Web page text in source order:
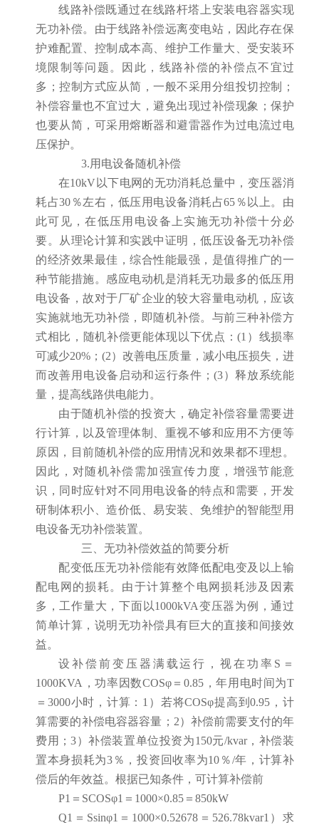
线路补偿既通过在线路杆塔上安装电容器实现
无功补偿。由于线路补偿远离变电站，因此存在保
护难配置、控制成本高、维护工作量大、受安装环
境限制等问题。因此，线路补偿的补偿点不宜过
多；控制方式应从简，一般不采用分组投切控制；
补偿容量也不宜过大，避免出现过补偿现象；保护
也要从简，可采用熔断器和避雷器作为过电流过电
压保护。
3.用电设备随机补偿
在10kV以下电网的无功消耗总量中，变压器消
耗占30％左右，低压用电设备消耗占65％以上。由
此可见，在低压用电设备上实施无功补偿十分必
要。从理论计算和实践中证明，低压设备无功补偿
的经济效果最佳，综合性能最强，是值得推广的一
种节能措施。感应电动机是消耗无功最多的低压用
电设备，故对于厂矿企业的较大容量电动机，应该
实施就地无功补偿，即随机补偿。与前三种补偿方
式相比，随机补偿更能体现以下优点：(1）线损率
可减少20%；(2）改善电压质量，减小电压损失，进
而改善用电设备启动和运行条件；(3）释放系统能
量，提高线路供电能力。
由于随机补偿的投资大，确定补偿容量需要进
行计算，以及管理体制、重视不够和应用不方便等
原因，目前随机补偿的应用情况和效果都不理想。
因此，对随机补偿需加强宣传力度，增强节能意
识，同时应针对不同用电设备的特点和需要，开发
研制体积小、造价低、易安装、免维护的智能型用
电设备无功补偿装置。
三、无功补偿效益的简要分析
配变低压无功补偿能有效降低配电变及以上输
配电网的损耗。由于计算整个电网损耗涉及因素
多，工作量大，下面以1000kVA变压器为例，通过
简单计算，说明无功补偿具有巨大的直接和间接效
益。
设补偿前变压器满载运行，视在功率S＝
1000KVA，功率因数COSφ＝0.85，年用电时间为T
＝3000小时，计算：1）若将COSφ提高到0.95，计
算需要的补偿电容器容量；2）补偿前需要支付的年
费用；3）补偿装置单位投资为150元/kvar，补偿装
置本身损耗为3％，投资回收率为10％/年，计算补
偿后的年效益。根据已知条件，可计算补偿前
P1＝SCOSφ1＝1000×0.85＝850kW
Q1＝Ssinφ1＝1000×0.52678＝526.78kvar1）求